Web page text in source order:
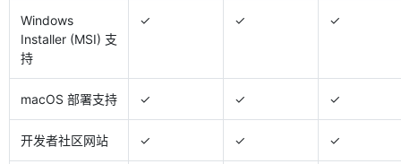
Windows
Installer (MSI) 支
持
✓ ✓ ✓
macOS 部署支持 ✓ ✓ ✓
开发者社区网站 ✓ ✓ ✓